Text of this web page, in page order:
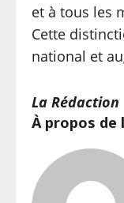
et à tous les
Cette
national et
La Rédaction
À propos de